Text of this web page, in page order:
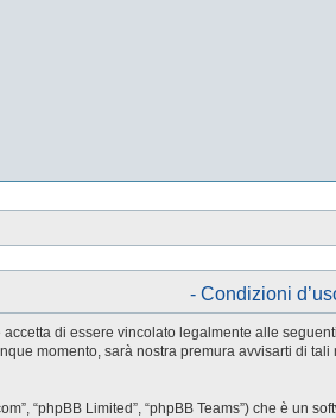
- Condizioni
accetta di essere vincolato legalmente alle
momento, sarà nostra premura avvisarti di
“phpBB Limited”, “phpBB Teams”) che è un